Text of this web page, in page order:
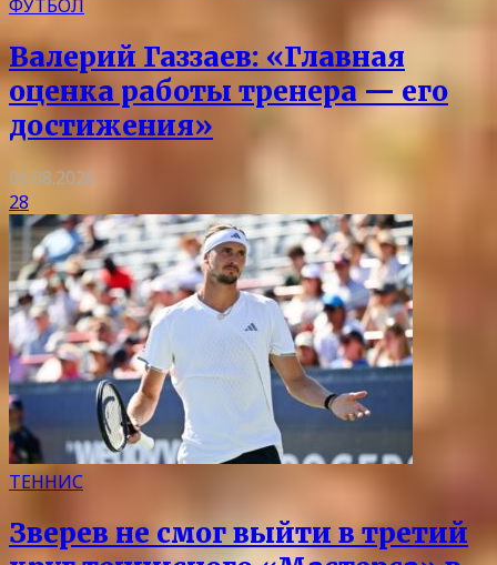
ФУТБОЛ
Валерий Газзаев: «Главная
оценка работы тренера — его
достижения»
06.08.2026
28
ТЕННИС
Зверев не смог выйти в третий